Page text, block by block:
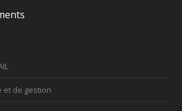
et de gestion